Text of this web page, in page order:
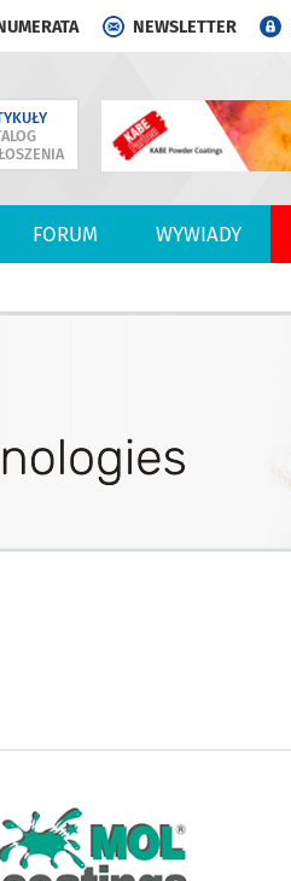
NEWSLETTER
FORUM WYWIADY